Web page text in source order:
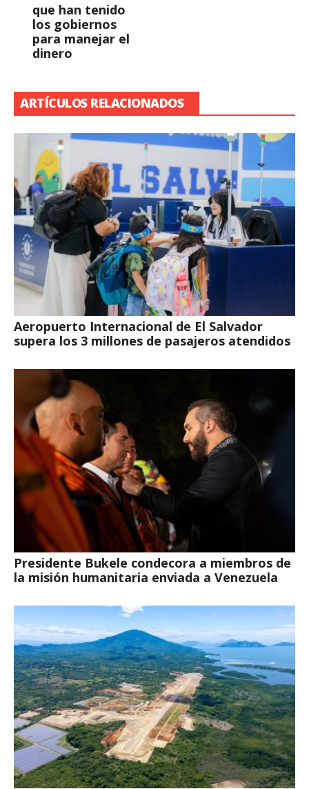
que han tenido
los gobiernos
para manejar el
dinero
ARTÍCULOS RELACIONADOS
Aeropuerto Internacional de El Salvador
supera los 3 millones de pasajeros atendidos
Presidente Bukele condecora a miembros de
la misión humanitaria enviada a Venezuela